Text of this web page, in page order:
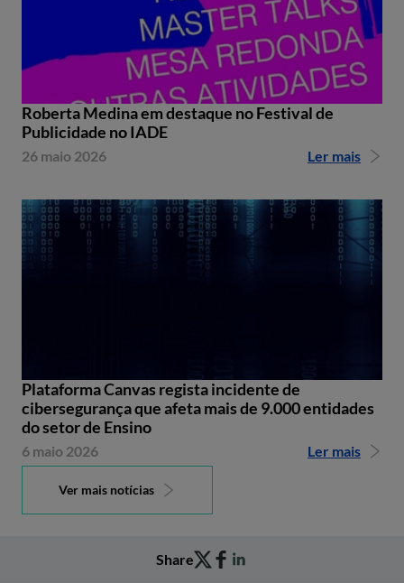
Roberta Medina em destaque no Festival de
Publicidade no IADE
26 maio 2026 Ler mais
Plataforma Canvas regista incidente de
cibersegurança que afeta mais de 9.000 entidades
do setor de Ensino
6 maio 2026 Ler mais
Ver mais notícias
Share